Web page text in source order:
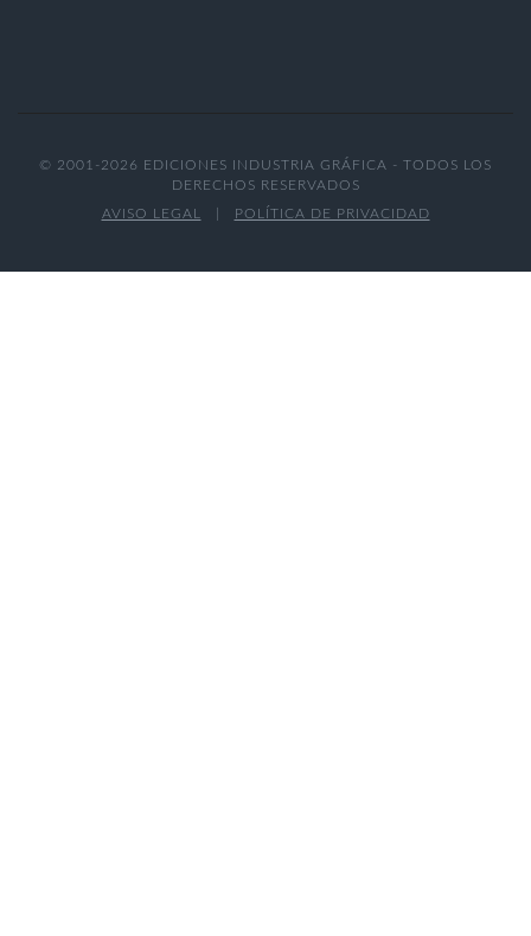
© 2001-2026 EDICIONES INDUSTRIA GRÁFICA - TODOS LOS
DERECHOS RESERVADOS
AVISO LEGAL
POLÍTICA DE PRIVACIDAD